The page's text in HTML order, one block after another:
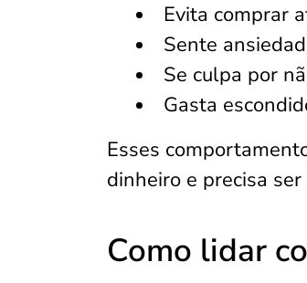
Evita comprar
Sente
Se culpa por
Gasta
Esses
dinheiro e precisa
Como lidar